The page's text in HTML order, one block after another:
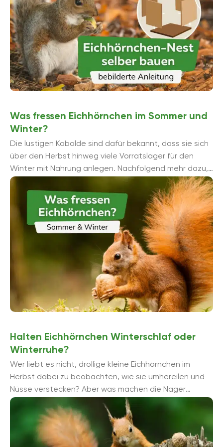
Was fressen Eichhörnchen im Sommer und
Winter?
Die lustigen Kobolde sind dafür bekannt, dass sie sich
über den Herbst hinweg viele Vorratslager für den
Winter mit Nahrung anlegen. Nachfolgend mehr dazu,
was genau Eichhörnchen ...
Halten Eichhörnchen Winterschlaf oder
Winterruhe?
Wer liebt es nicht, drollige kleine Eichhörnchen im
Herbst dabei zu beobachten, wie sie umhereilen und
Nüsse verstecken? Aber was machen die Nager
eigentlich im Winter? Halten Eichhö...